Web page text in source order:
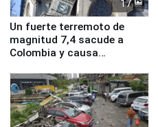
17
Un fuerte terremoto de
magnitud 7,4 sacude a
Colombia y causa